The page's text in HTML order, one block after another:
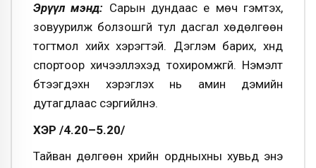
Эрүүл мэнд: Сарын дундаас үе мөч гэмтэх,
зовуурилж болзошгүй тул дасгал хөдөлгөөн
тогтмол хийх хэрэгтэй. Дэглэм барих, хүнд
спортоор хичээллэхэд тохиромжгүй. Нэмэлт
бүтээгдэхүүн хэрэглэх нь амин дэмийн
дутагдлаас сэргийлнэ.
ҮХЭР /4.20–5.20/
Тайван дөлгөөн үхрийн ордныхны хувьд энэ